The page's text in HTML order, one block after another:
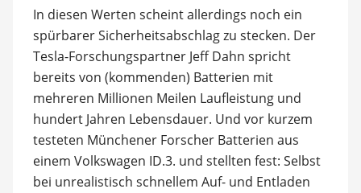
In diesen Werten scheint allerdings noch ein
spürbarer Sicherheitsabschlag zu stecken. Der
Tesla-Forschungspartner Jeff Dahn spricht
bereits von (kommenden) Batterien mit
mehreren Millionen Meilen Laufleistung und
hundert Jahren Lebensdauer. Und vor kurzem
testeten Münchener Forscher Batterien aus
einem Volkswagen ID.3. und stellten fest: Selbst
bei unrealistisch schnellem Auf- und Entladen